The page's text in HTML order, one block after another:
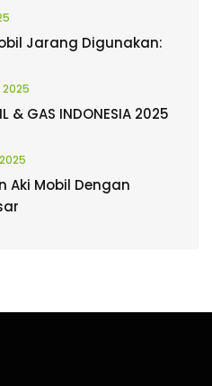
Jarang Digunakan:
& GAS INDONESIA 2025
Aki Mobil Dengan